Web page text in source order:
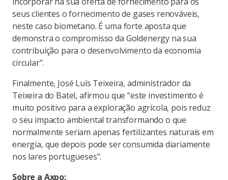
seus clientes o fornecimento de gases renováveis,
neste caso biometano. É uma forte aposta que
demonstra o compromisso da Goldenergy na sua
contribuição para o desenvolvimento da economia
circular".
Finalmente, José Luís Teixeira, administrador da
Teixeira do Batel, afirmou que “este investimento é
muito positivo para a exploração agrícola, pois reduz
o seu impacto ambiental transformando o que
normalmente seriam apenas fertilizantes naturais em
energia, que depois pode ser consumida diariamente
nos lares portugueses”.
Sobre a Axpo: